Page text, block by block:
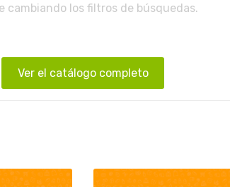
cambiando los filtros de búsquedas.
Ver el catálogo completo